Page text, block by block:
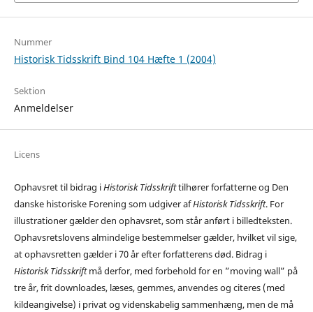
Nummer
Historisk Tidsskrift Bind 104 Hæfte 1 (2004)
Sektion
Anmeldelser
Licens
Ophavsret til bidrag iHistorisk Tidsskrifttilhører forfatterne og Den
danske historiske Forening som udgiver afHistorisk Tidsskrift. For
illustrationer gælder den ophavsret, som står anført i billedteksten.
Ophavsretslovens almindelige bestemmelser gælder, hvilket vil sige,
at ophavsretten gælder i 70 år efter forfatterens død. Bidrag i
Historisk Tidsskriftmå derfor, med forbehold for en ”moving wall” på
tre år, frit downloades, læses, gemmes, anvendes og citeres (med
kildeangivelse) i privat og videnskabelig sammenhæng, men de må